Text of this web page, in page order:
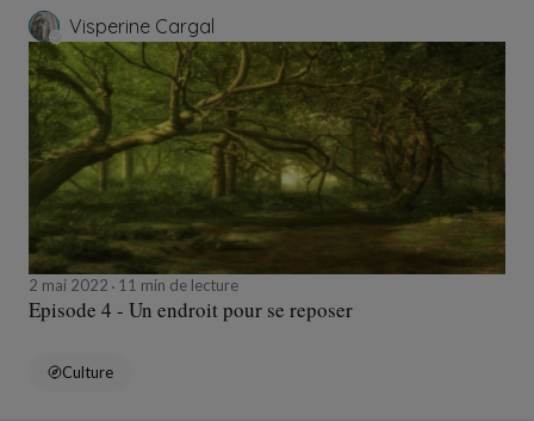
Visperine Cargal
2 mai 2022 11 min de lecture
Episode 4 - Un endroit pour se reposer
Culture